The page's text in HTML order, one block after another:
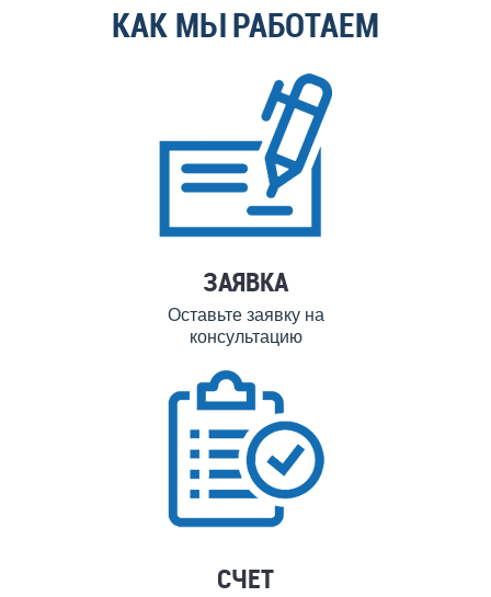
КАК МЫ РАБОТАЕМ
ЗАЯВКА
Оставьте заявку на
консультацию
СЧЕТ